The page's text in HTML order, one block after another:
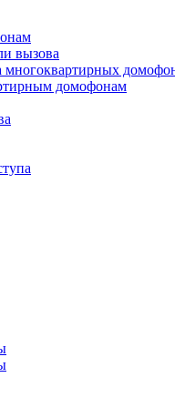
вызова
многоквартирных
домофонам